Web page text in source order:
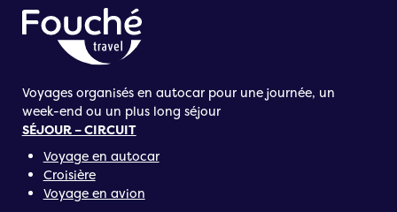
Voyages organisés en autocar pour une journée, un
week-end ou un plus long séjour
SÉJOUR – CIRCUIT
Voyage en autocar
Croisière
Voyage en avion